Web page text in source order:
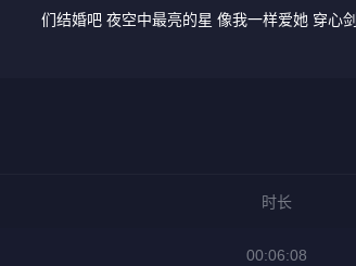
们结婚吧 夜空中最亮的星 像我一样爱她 穿心剑
时长
00:06:08